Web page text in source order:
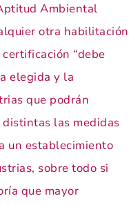
Ambiental
otra habilitación
“debe
elegida y la
que podrán
las medidas
un establecimiento
sobre todo si
que mayor